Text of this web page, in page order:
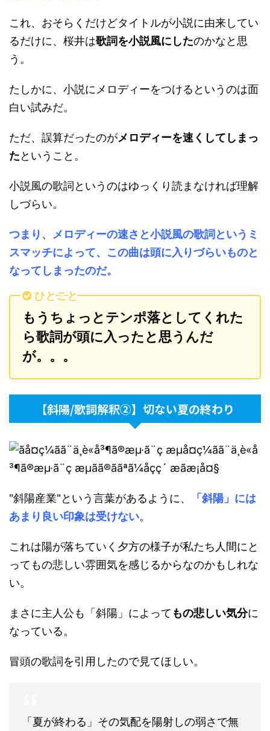
これ、おそらくだけどタイトルが小説に由来してい
るだけに、桜井は歌詞を小説風にしたのかなと思
う。
たしかに、小説にメロディーをつけるというのは面
白い試みだ。
ただ、誤算だったのがメロディーを速くしてしまっ
たということ。
小説風の歌詞というのはゆっくり読まなければ理解
しづらい。
つまり、メロディーの速さと小説風の歌詞というミ
スマッチによって、この曲は頭に入りづらいものと
なってしまったのだ。
ひとこと
もうちょっとテンポ落としてくれた
ら歌詞が頭に入ったと思うんだ
が。。。
【斜陽/歌詞解釈②】切ない夏の終わり
"斜陽産業"という言葉があるように、
「斜陽」には
あまり良い印象は受けない。
これは陽が落ちていく夕方の様子が私たち人間にと
ってもの悲しい雰囲気を感じるからなのかもしれな
い。
まさに主人公も「斜陽」によって もの悲しい気分に
なっている。
冒頭の歌詞を引用したので見てほしい。
「夏が終わる」その気配を陽射しの弱さで無